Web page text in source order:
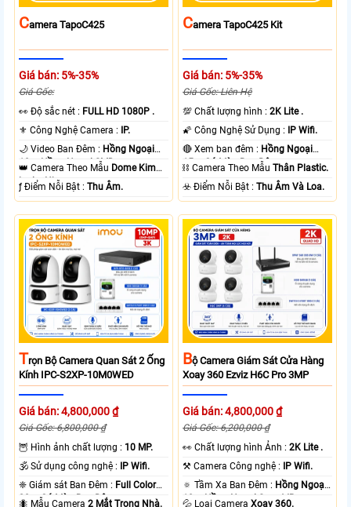
CAmera TapoC425
Giá bán: 5%-35%
Giá Gốc:
️👀 Độ sắc nét : FULL HD 1080P .
⚜️ Công Nghệ Camera : IP.
🌙 Video Ban Đêm : Hồng Ngoại
10m Hồng Ngoại SMD.
👑 Camera Theo Mẫu Dome Kim
loại + Nhựa.
️ƒ Điểm Nỗi Bật :Thu Âm.
CAmera TapoC425 Kit
Giá bán: 5%-35%
Giá Gốc: Liên Hệ
💯 Chất lượng hình :2K Lite .
🌠 Công Nghệ Sử Dụng : IP Wifi.
🔴 Xem ban đêm : Hồng Ngoại
15m Có Màu Ban Ðêm.
⛓ Camera Theo MẫuThân Plastic.
️☣️ Điểm Nỗi Bật :Thu Âm Và Loa.
TRọn Bộ Camera Quan Sát 2 Ống
Kính IPC-S2XP-10M0WED
Giá bán: 4,800,000 ₫
Giá Gốc: 6,800,000 ₫
🦉 Hình ảnh chất lượng : 10 MP.
🕉️ Sử dụng công nghệ :
IP Wifi.
❈ Giám sát Ban Đêm : Full Color
20m Có Màu Ban Ðêm.
🐜 Mẫu Camera2 Mắt Trong Nhà.
BỘ Camera Giám Sát Cửa Hàng
Xoay 360 Ezviz H6C Pro 3MP
Giá bán: 4,800,000 ₫
Giá Gốc: 6,200,000 ₫
️👀 Chất lượng hình Ảnh :2K Lite .
⚒ Camera Công nghệ :
IP Wifi.
🔅 Tầm Xa Ban Đêm : Hồng Ngoại
10m Hồng Ngoại Smart IR.
💦 Loại CameraXoay 360.